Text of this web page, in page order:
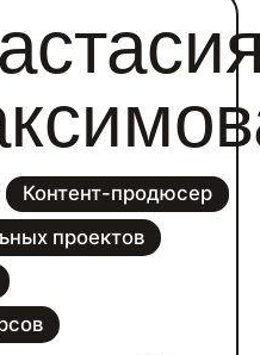
Контент-продюсер
проектов